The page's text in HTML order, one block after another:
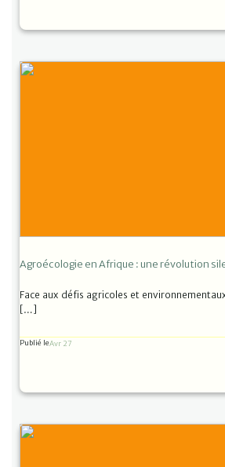
Agroécologie en Afrique : une révolution
Face aux défis agricoles et
[…]
Publié leAvr 27